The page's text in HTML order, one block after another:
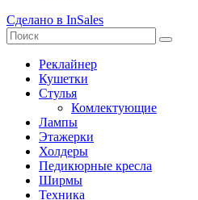
Сделано в InSales
Реклайнер
Кушетки
Стулья
Комлектующие
Лампы
Этажерки
Холдеры
Педикюрные кресла
Ширмы
Техника